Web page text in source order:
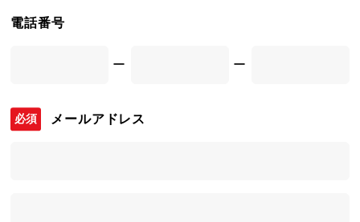
電話番号
ー ー
メールアドレス